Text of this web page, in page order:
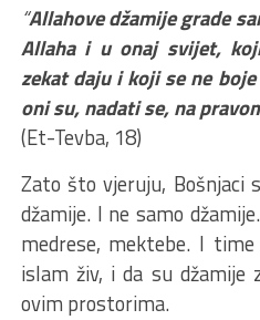
“Allahove džamije grade
Allaha i u onaj svijet,
zekat daju i koji se ne
oni su, nadati se, na
(Et-Tevba, 18)
Zato što vjeruju, Bošnjaci
džamije. I ne samo
medrese, mektebe. I
islam živ, i da su džamije
ovim prostorima.